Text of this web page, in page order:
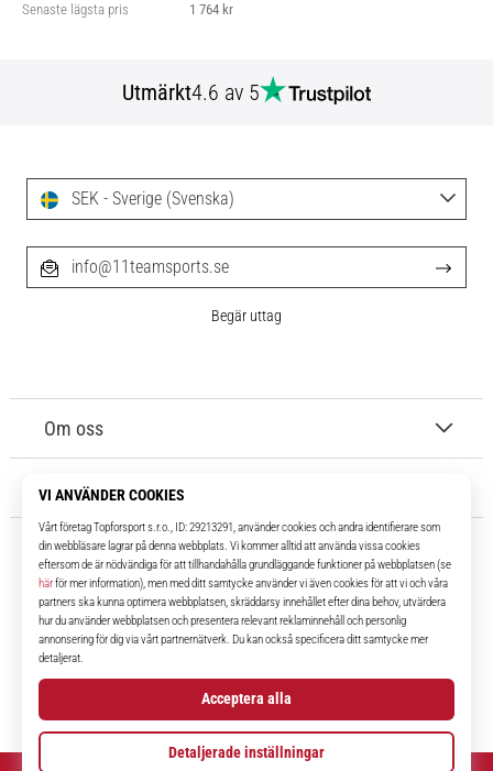
Senaste lägsta pris 1 764 kr
Utmärkt4.6 av 5
11teamsports.se
I över 16 år har vi varit dina lagkamrater, vilket ger dig de bästa och
senaste fotbollsprodukterna.
FacebookInstagramYouTube
Om oss
Kundtjänst
SEK - Sverige (Svenska)
info@11teamsports.se
Begär uttag